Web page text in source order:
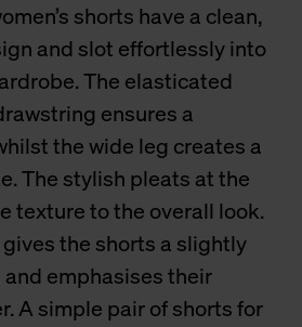
shorts have a clean,
and slot effortlessly into
The elasticated
ensures a
the wide leg creates a
The stylish pleats at the
texture to the overall look.
the shorts a slightly
emphasises their
A simple pair of shorts for